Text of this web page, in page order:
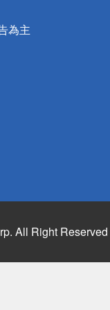
為主
All Right Reserved